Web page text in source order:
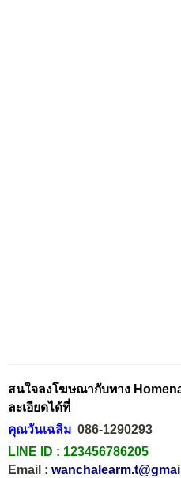
สนใจลงโฆษณากับทาง
ละเอียดได้ที่
คุณวันเฉลิม 086-1290293
LINE ID : 123456786205
Email :